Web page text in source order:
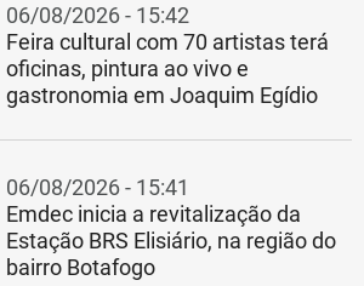
06/08/2026 - 15:42
Feira cultural com 70 artistas terá
oficinas, pintura ao vivo e
gastronomia em Joaquim Egídio
06/08/2026 - 15:41
Emdec inicia a revitalização da
Estação BRS Elisiário, na região do
bairro Botafogo